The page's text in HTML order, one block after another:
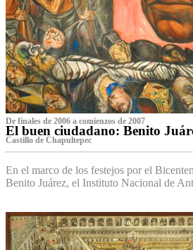
De finales de 2006 a comienzos de 2007
El buen ciudadano: Benito
Castillo de Chapultepec
En el marco de los festejos por el
Benito Juárez, el Instituto Nacional de